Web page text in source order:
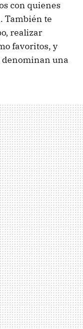
con quienes
También te
realizar
favoritos, y
denominan una